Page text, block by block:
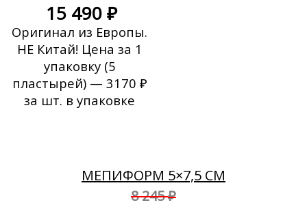
15 490 ₽
Оригинал из Европы.
НЕ Китай! Цена за 1
упаковку (5
пластырей) — 3170 ₽
за шт. в упаковке
МЕПИФОРМ 5×7,5 СМ
8 245₽